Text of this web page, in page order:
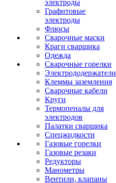
электроды
Графитовые
электроды
Флюсы
Сварочные маски
Краги сварщика
Одежда
Сварочные горелки
Электрододержатели
Клеммы заземления
Сварочные кабели
Круги
Термопеналы для
электродов
Палатки сварщика
Спецжидкости
Газовые горелки
Газовые резаки
Редукторы
Манометры
Вентили, клапаны